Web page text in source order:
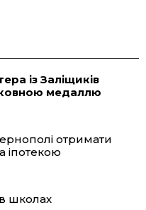
t
A
із Заліщиків
медаллю
отримати
іпотекою
школах